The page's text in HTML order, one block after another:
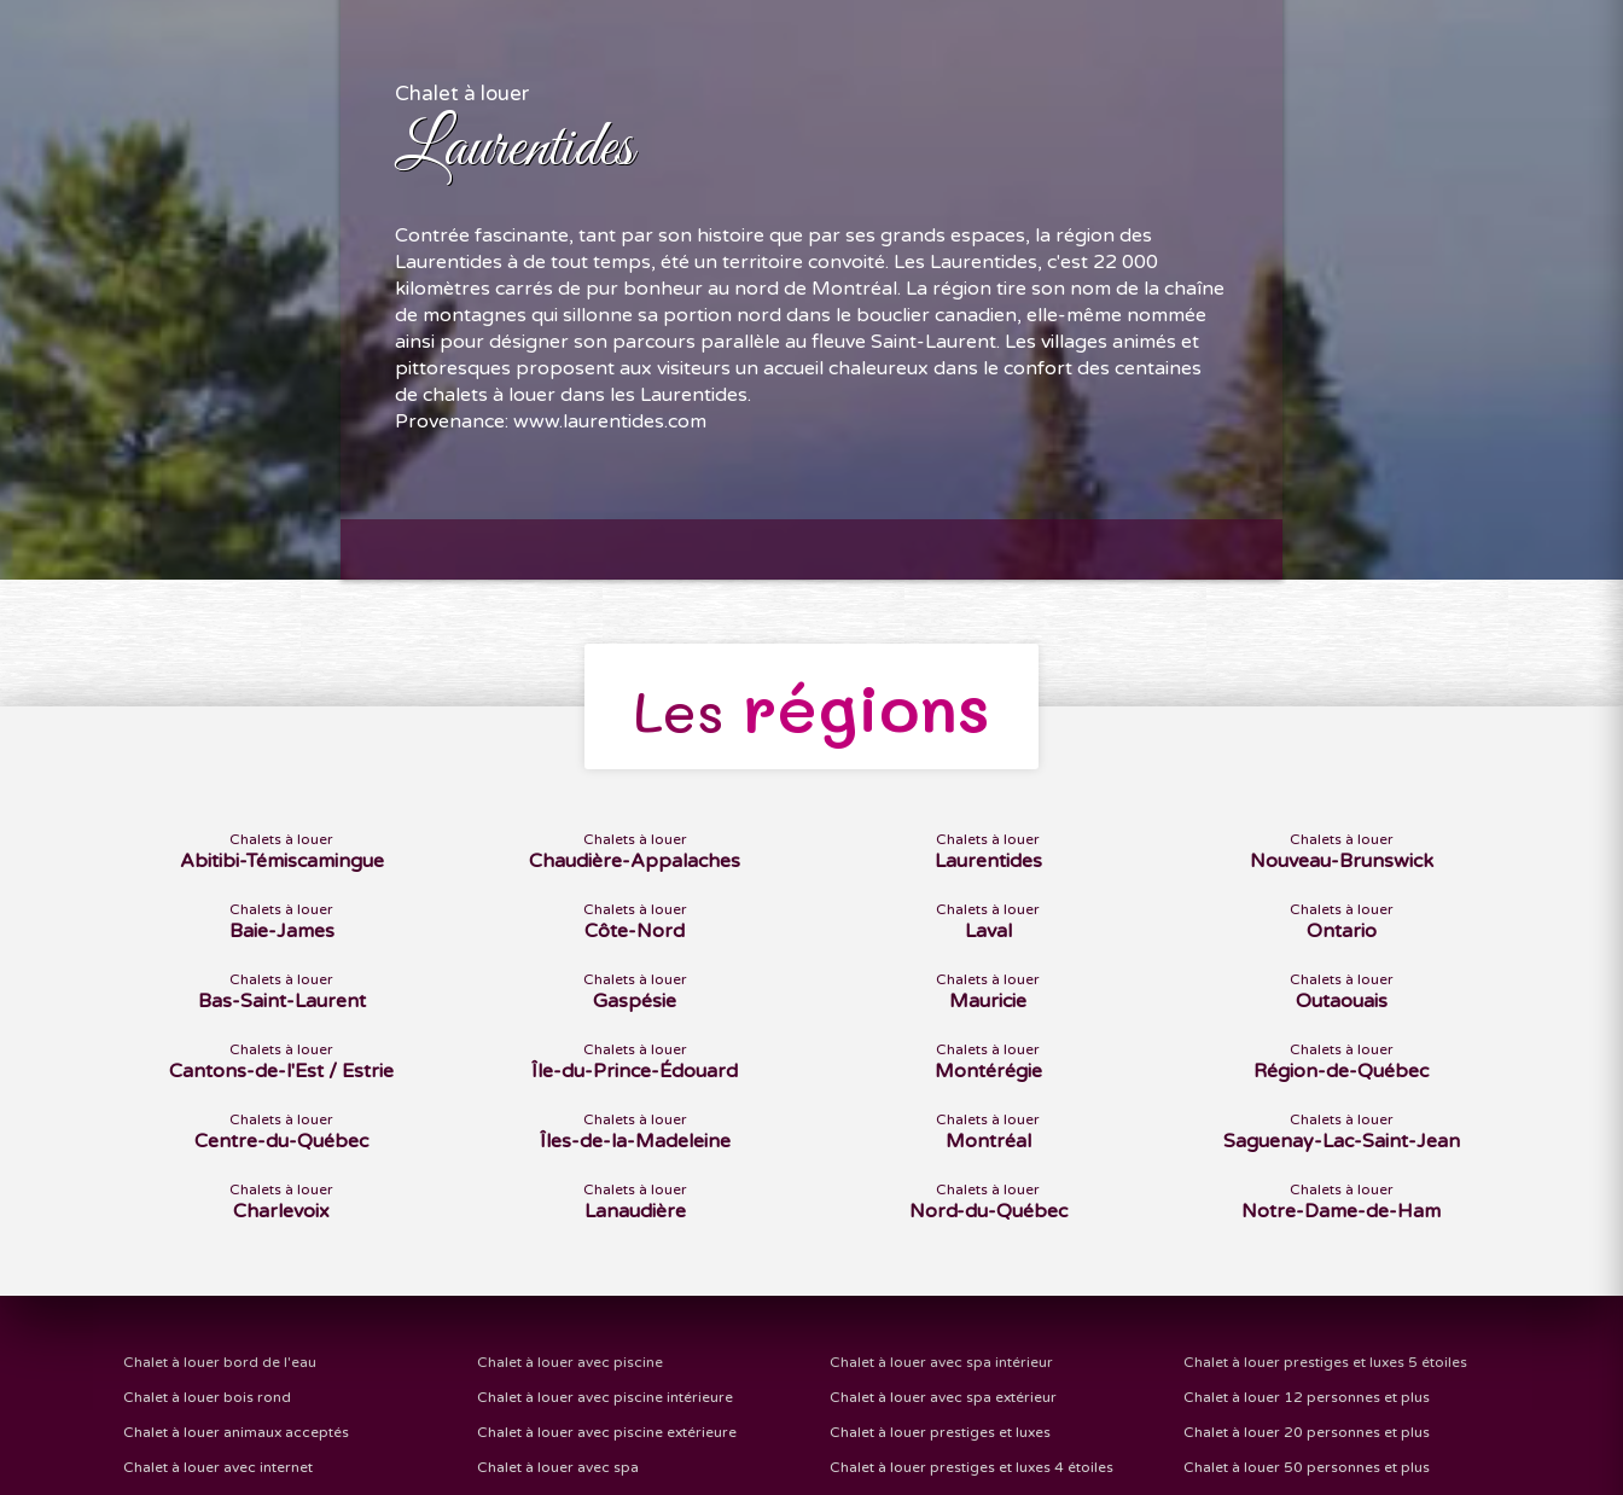
Chalet à louer
Laurentides
Contrée fascinante, tant par son histoire que par ses grands espaces, la région des
Laurentides à de tout temps, été un territoire convoité. Les Laurentides, c'est 22 000
kilomètres carrés de pur bonheur au nord de Montréal. La région tire son nom de la chaîne
de montagnes qui sillonne sa portion nord dans le bouclier canadien, elle-même nommée
ainsi pour désigner son parcours parallèle au fleuve Saint-Laurent. Les villages animés et
pittoresques proposent aux visiteurs un accueil chaleureux dans le confort des centaines
de chalets à louer dans les Laurentides.
Provenance: www.laurentides.com
Les régions
Chalets à louer
Abitibi-Témiscamingue
Chalets à louer
Baie-James
Chalets à louer
Bas-Saint-Laurent
Chalets à louer
Cantons-de-l'Est / Estrie
Chalets à louer
Centre-du-Québec
Chalets à louer
Charlevoix
Chalets à louer
Chaudière-Appalaches
Chalets à louer
Côte-Nord
Chalets à louer
Gaspésie
Chalets à louer
Île-du-Prince-Édouard
Chalets à louer
Îles-de-la-Madeleine
Chalets à louer
Lanaudière
Chalets à louer
Laurentides
Chalets à louer
Laval
Chalets à louer
Mauricie
Chalets à louer
Montérégie
Chalets à louer
Montréal
Chalets à louer
Nord-du-Québec
Chalets à louer
Nouveau-Brunswick
Chalets à louer
Ontario
Chalets à louer
Outaouais
Chalets à louer
Région-de-Québec
Chalets à louer
Saguenay-Lac-Saint-Jean
Chalets à louer
Notre-Dame-de-Ham
Chalet à louer bord de l'eau
Chalet à louer bois rond
Chalet à louer animaux acceptés
Chalet à louer avec internet
Chalet à louer avec piscine
Chalet à louer avec piscine intérieure
Chalet à louer avec piscine extérieure
Chalet à louer avec spa
Chalet à louer avec spa intérieur
Chalet à louer avec spa extérieur
Chalet à louer prestiges et luxes
Chalet à louer prestiges et luxes 4 étoiles
Chalet à louer prestiges et luxes 5 étoiles
Chalet à louer 12 personnes et plus
Chalet à louer 20 personnes et plus
Chalet à louer 50 personnes et plus